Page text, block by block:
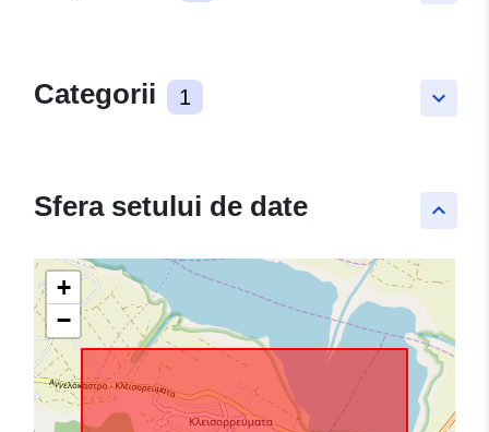
keyboard_arrow_down
Categorii 1
keyboard_arrow_up
Sfera setului de date
+
−